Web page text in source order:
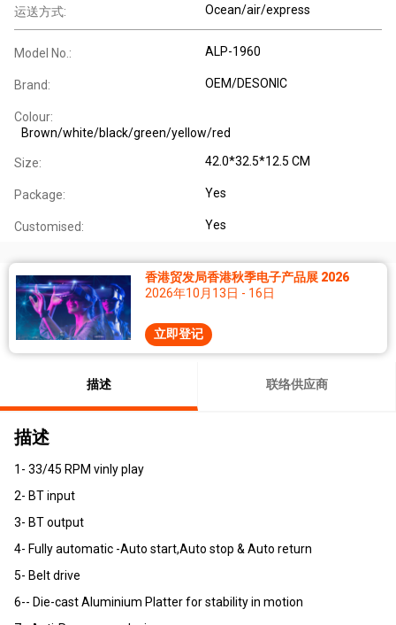
运送方式: Ocean/air/express
Model No.: ALP-1960
Brand: OEM/DESONIC
Colour:
Brown/white/black/green/yellow/red
Size: 42.0*32.5*12.5 CM
Package: Yes
Customised: Yes
香港贸发局香港秋季电子产品展 2026
2026年10月13日 - 16日
立即登记
描述 联络供应商
描述
1- 33/45 RPM vinly play
2- BT input
3- BT output
4- Fully automatic -Auto start,Auto stop & Auto return
5- Belt drive
6-- Die-cast Aluminium Platter for stability in motion